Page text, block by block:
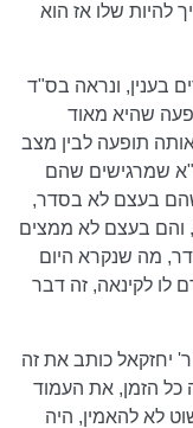
להיות שלו אז הוא
בענין, ונראה בס"ד
שהיא מאוד
אותה תופעה לבין מצב
שמרגישים שהם
בעצם לא בסדר,
והם בעצם לא ממצים
מה שנקרא היום
לו לקינאה, זה דבר
יחזקאל כותב את זה
כל הזמן, את העמוד
לא להאמין, היה